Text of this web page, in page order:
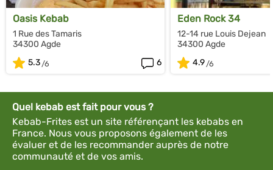
Oasis Kebab
1 Rue des Tamaris
34300 Agde
5.3
6
Eden Rock 34
12-14 rue Louis Dejean
34300 Agde
4.9
Quel kebab est fait pour vous ?
Kebab-Frites est un site référençant les kebabs en
France. Nous vous proposons également de les
évaluer et de les recommander auprès de notre
communauté et de vos amis.